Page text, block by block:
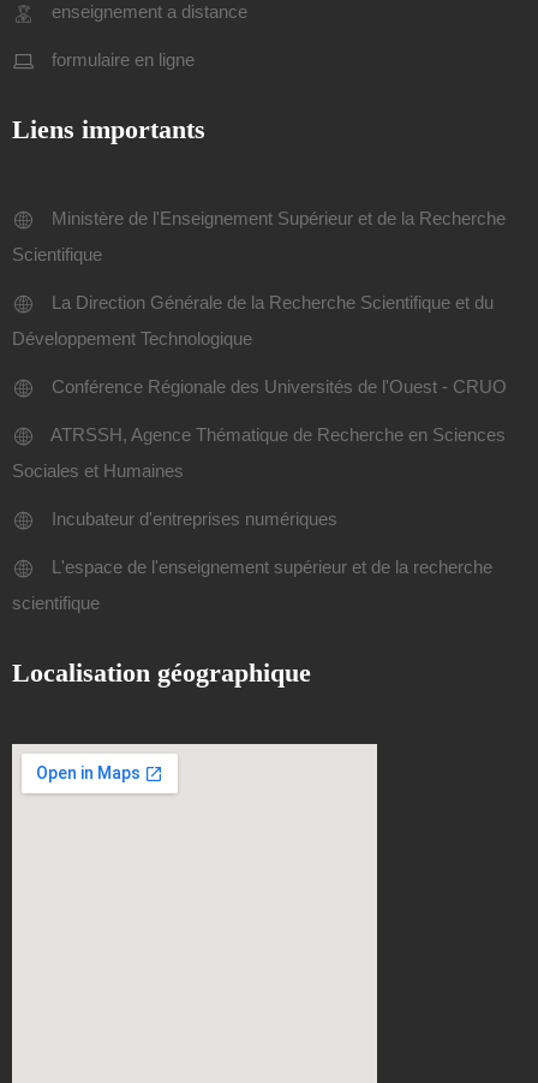
enseignement a distance
formulaire en ligne
Liens importants
Ministère de l'Enseignement Supérieur et de la Recherche
Scientifique
La Direction Générale de la Recherche Scientifique et du
Développement Technologique
Conférence Régionale des Universités de l'Ouest - CRUO
ATRSSH, Agence Thématique de Recherche en Sciences
Sociales et Humaines
Incubateur d'entreprises numériques
L'espace de l'enseignement supérieur et de la recherche
scientifique
Localisation géographique